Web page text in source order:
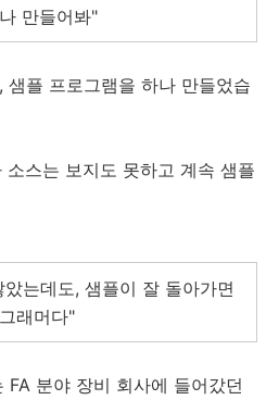
만들어봐"
샘플 프로그램을 하나 만들었습
스는 보지도 못하고 계속 샘플
는데도, 샘플이 잘 돌아가면
래머다"
분야 장비 회사에 들어갔던